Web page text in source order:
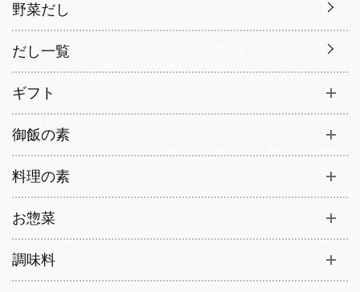
野菜だし
だし一覧
ギフト
御飯の素
料理の素
お惣菜
調味料